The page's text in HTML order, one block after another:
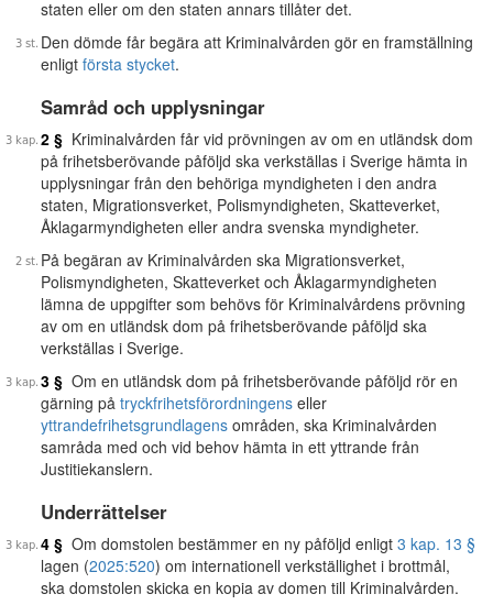
staten eller om den staten annars tillåter det.
Den dömde får begära att Kriminalvården gör en framställning
enligt första stycket.
Samråd och upplysningar
2 § Kriminalvården får vid prövningen av om en utländsk dom
på frihetsberövande påföljd ska verkställas i Sverige hämta in
upplysningar från den behöriga myndigheten i den andra
staten, Migrationsverket, Polismyndigheten, Skatteverket,
Åklagarmyndigheten eller andra svenska myndigheter.
På begäran av Kriminalvården ska Migrationsverket,
Polismyndigheten, Skatteverket och Åklagarmyndigheten
lämna de uppgifter som behövs för Kriminalvårdens prövning
av om en utländsk dom på frihetsberövande påföljd ska
verkställas i Sverige.
3 § Om en utländsk dom på frihetsberövande påföljd rör en
gärning på tryckfrihetsförordningens eller
yttrandefrihetsgrundlagens områden, ska Kriminalvården
samråda med och vid behov hämta in ett yttrande från
Justitiekanslern.
Underrättelser
4 § Om domstolen bestämmer en ny påföljd enligt 3 kap. 13 §
lagen (2025:520) om internationell verkställighet i brottmål,
ska domstolen skicka en kopia av domen till Kriminalvården.